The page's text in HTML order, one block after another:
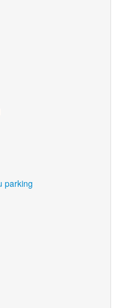
parking